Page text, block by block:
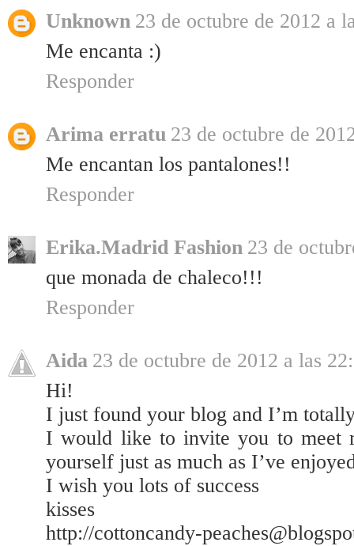
Unknown 23 de octubre de 2012 a
Me encanta :)
Responder
Arima erratu 23 de octubre de
Me encantan los pantalones!!
Responder
Erika.Madrid Fashion 23 de
que monada de chaleco!!!
Responder
Aida 23 de octubre de 2012 a las
Hi!
I just found your blog and I’m
I would like to invite you to meet
yourself just as much as I’ve
I wish you lots of success
kisses
http://cottoncandy-